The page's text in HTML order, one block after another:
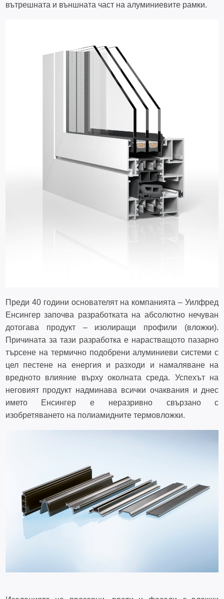
вътрешната и външната част на алуминиевите рамки.
Преди 40 години основателят на компанията – Уилфред
Енсингер започва разработката на абсолютно нечуван
дотогава продукт – изолиращи профили (вложки).
Причината за тази разработка е нарастващото пазарно
търсене на термично подобрени алуминиеви системи с
цел пестене на енергия и разходи и намаляване на
вредното влияние върху околната среда. Успехът на
неговият продукт надминава всички очаквания и днес
името Енсингер е неразривно свързано с
изобретяването на полиамидните термовложки.